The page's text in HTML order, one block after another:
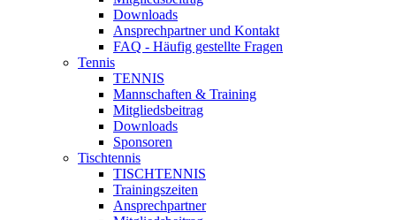
Downloads
Ansprechpartner und Kontakt
FAQ - Häufig gestellte Fragen
Tennis
TENNIS
Mannschaften & Training
Mitgliedsbeitrag
Downloads
Sponsoren
Tischtennis
TISCHTENNIS
Trainingszeiten
Ansprechpartner